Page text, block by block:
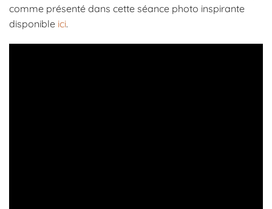
comme présenté dans cette séance photo inspirante
disponible ici.